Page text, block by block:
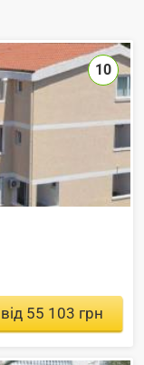
10
від 55 103 грн